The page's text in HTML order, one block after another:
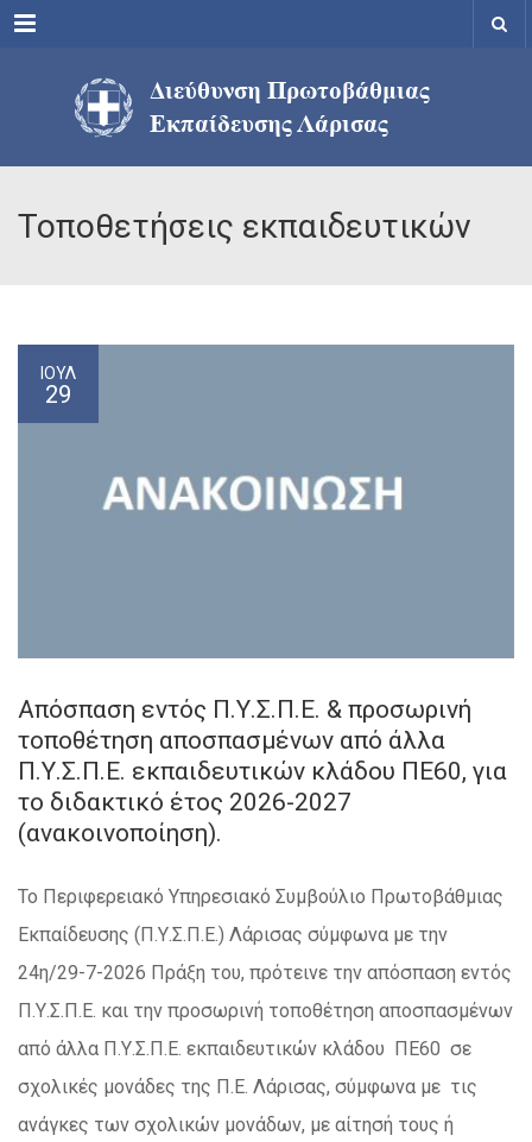
Menu
Τοποθετήσεις εκπαιδευτικών
ΙΟΎΛ
29
Απόσπαση εντός Π.Υ.Σ.Π.Ε. & προσωρινή
τοποθέτηση αποσπασμένων από άλλα
Π.Υ.Σ.Π.Ε. εκπαιδευτικών κλάδου ΠΕ60, για
το διδακτικό έτος 2026-2027
(ανακοινοποίηση).
Το Περιφερειακό Υπηρεσιακό Συμβούλιο Πρωτοβάθμιας
Εκπαίδευσης (Π.Υ.Σ.Π.Ε.) Λάρισας σύμφωνα με την
24η/29-7-2026 Πράξη του, πρότεινε την απόσπαση εντός
Π.Υ.Σ.Π.Ε. και την προσωρινή τοποθέτηση αποσπασμένων
από άλλα Π.Υ.Σ.Π.Ε. εκπαιδευτικών κλάδου ΠΕ60 σε
σχολικές μονάδες της Π.Ε. Λάρισας, σύμφωνα με τις
ανάγκες των σχολικών μονάδων, με αίτησή τους ή